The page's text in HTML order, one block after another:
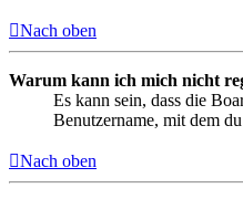
Nach oben
Warum kann ich mich nicht
Es kann sein, dass die
Benutzername, mit dem
Nach oben